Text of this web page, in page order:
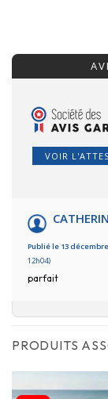
VOIR
Publié le 13 décembre
12h04)
parfait
PRODUITS